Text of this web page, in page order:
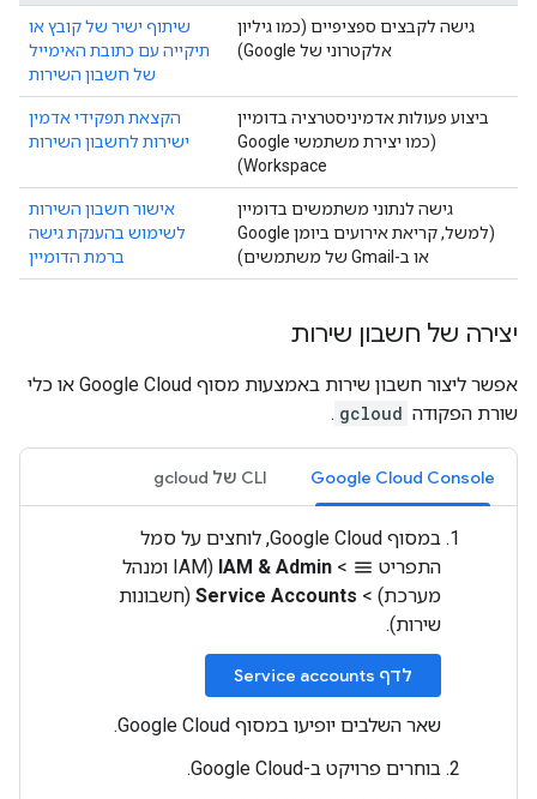
גישה לקבצים ספציפיים (כמו גיליון
אלקטרוני של Google)
שיתוף ישיר של קובץ או
תיקייה עם כתובת האימייל
של חשבון השירות
ביצוע פעולות אדמיניסטרציה בדומיין
(כמו יצירת משתמשי Google
Workspace)
הקצאת תפקידי אדמין
ישירות לחשבון השירות
גישה לנתוני משתמשים בדומיין
(למשל, קריאת אירועים ביומן Google
או ב-Gmail של משתמשים)
אישור חשבון השירות
לשימוש בהענקת גישה
ברמת הדומיין
יצירה של חשבון שירות
אפשר ליצור חשבון שירות באמצעות מסוף Google Cloud או כלי
שורת הפקודה gcloud
.
Google Cloud Console ‫CLI של gcloud
במסוף Google Cloud, לוחצים על סמל
התפריט menu
>
IAM & Admin
‏ (IAM ומנהל
מערכת) >
Service Accounts ‏ (חשבונות
שירות).
לדף Service accounts
שאר השלבים יופיעו במסוף Google Cloud.
בוחרים פרויקט ב-Google Cloud.